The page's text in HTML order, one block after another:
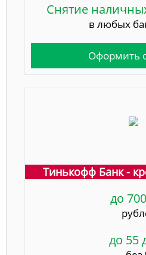
Снятие
в любых
Оформить
Тинькофф Банк -
до
до 55